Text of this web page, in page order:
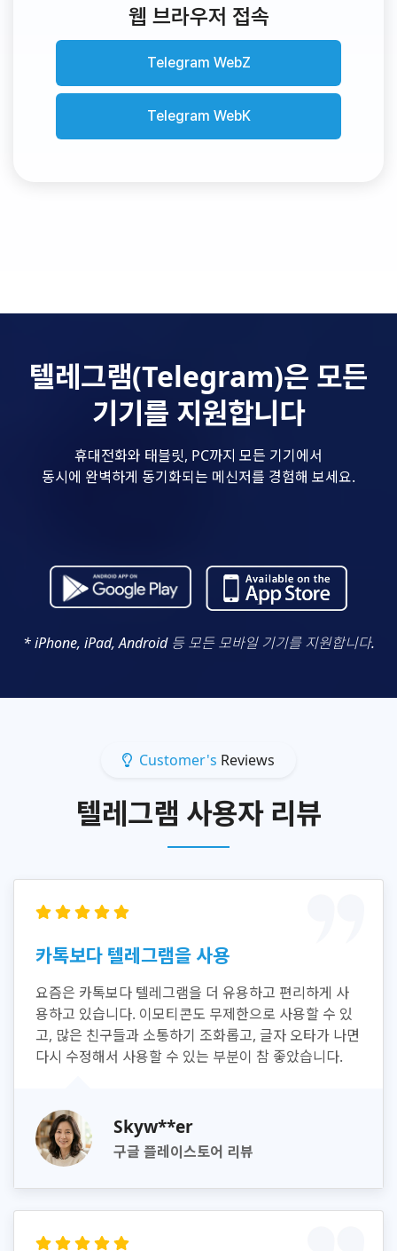
웹 브라우저 접속
Telegram WebZ
Telegram WebK
텔레그램(Telegram)은 모든
기기를 지원합니다
휴대전화와 태블릿, PC까지 모든 기기에서
동시에 완벽하게 동기화되는 메신저를 경험해 보세요.
* iPhone, iPad, Android 등 모든 모바일 기기를 지원합니다.
Customer's Reviews
텔레그램 사용자 리뷰
카톡보다 텔레그램을 사용
요즘은 카톡보다 텔레그램을 더 유용하고 편리하게 사
용하고 있습니다. 이모티콘도 무제한으로 사용할 수 있
고, 많은 친구들과 소통하기 조화롭고, 글자 오타가 나면
다시 수정해서 사용할 수 있는 부분이 참 좋았습니다.
Skyw**er
구글 플레이스토어 리뷰